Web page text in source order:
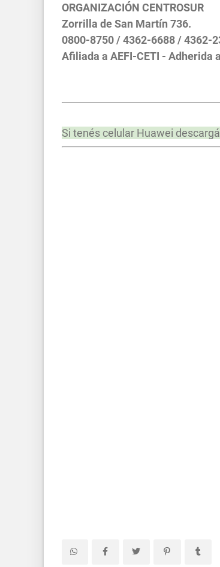
ORGANIZACIÓN CENTROSUR
Zorrilla de San Martín 736.
0800-8750 / 4362-6688 / 4362-
Afiliada a AEFI-CETI - Adherida
Si tenés celular Huawei